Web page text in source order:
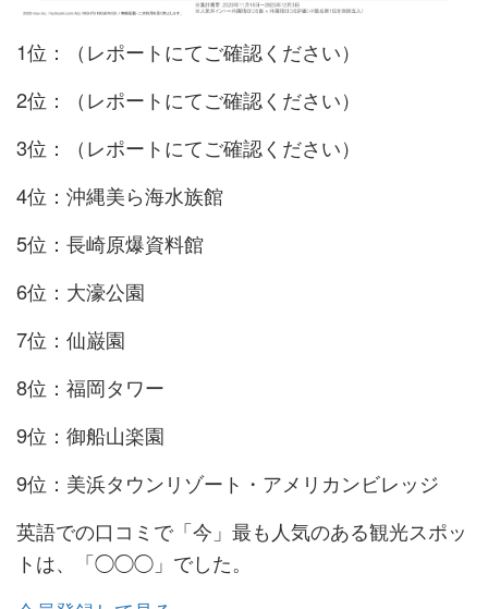
1位：（レポートにてご確認ください）
2位：（レポートにてご確認ください）
3位：（レポートにてご確認ください）
4位：沖縄美ら海水族館
5位：長崎原爆資料館
6位：大濠公園
7位：仙巌園
8位：福岡タワー
9位：御船山楽園
9位：美浜タウンリゾート・アメリカンビレッジ
英語での口コミで「今」最も人気のある観光スポッ
トは、「◯◯◯」でした。